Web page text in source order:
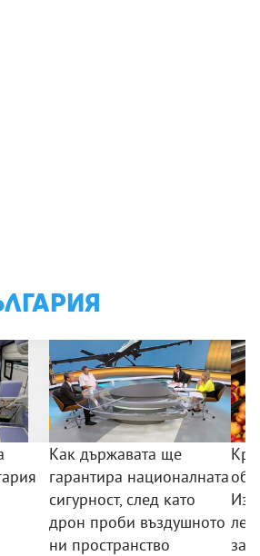
Как държавата ще
гарантира националната
сигурност, след като
дрон проби въздушното
ни пространство